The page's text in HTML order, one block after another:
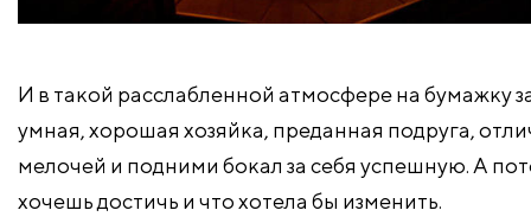
И в такой расслабленной атмосфере на бумажку
умная, хорошая хозяйка, преданная подруга,
мелочей и подними бокал за себя успешную. А
хочешь достичь и что хотела бы изменить.